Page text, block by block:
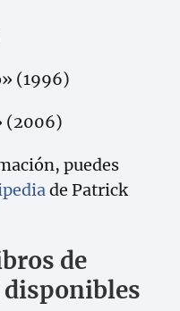
(1996)
(2006)
puedes
de Patrick
de